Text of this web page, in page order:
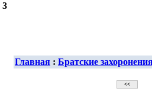
3
Главная : Братские